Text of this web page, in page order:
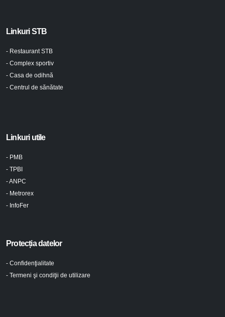
Linkuri STB
- Restaurant STB
- Complex sportiv
- Casa de odihnă
- Centrul de sănătate
Linkuri utile
- PMB
- TPBI
- ANPC
- Metrorex
- InfoFer
Protecția datelor
- Confidenţialitate
- Termeni şi condiţii de utilizare